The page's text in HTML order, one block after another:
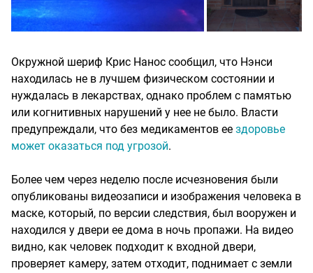
Окружной шериф Крис Нанос сообщил, что Нэнси
находилась не в лучшем физическом состоянии и
нуждалась в лекарствах, однако проблем с памятью
или когнитивных нарушений у нее не было. Власти
предупреждали, что без медикаментов ее здоровье
может оказаться под угрозой.
Более чем через неделю после исчезновения были
опубликованы видеозаписи и изображения человека в
маске, который, по версии следствия, был вооружен и
находился у двери ее дома в ночь пропажи. На видео
видно, как человек подходит к входной двери,
проверяет камеру, затем отходит, поднимает с земли